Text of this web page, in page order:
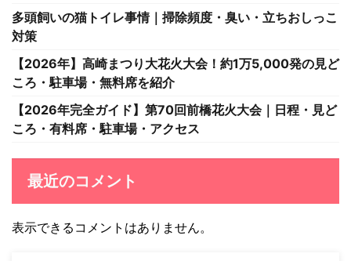
多頭飼いの猫トイレ事情｜掃除頻度・臭い・立ちおしっこ
対策
【2026年】高崎まつり大花火大会！約1万5,000発の見ど
ころ・駐車場・無料席を紹介
【2026年完全ガイド】第70回前橋花火大会｜日程・見ど
ころ・有料席・駐車場・アクセス
最近のコメント
表示できるコメントはありません。